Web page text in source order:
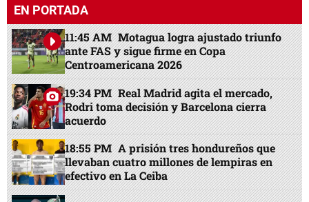
EN PORTADA
11:45 AM Motagua logra ajustado triunfo
ante FAS y sigue firme en Copa
Centroamericana 2026
19:34 PM Real Madrid agita el mercado,
Rodri toma decisión y Barcelona cierra
acuerdo
18:55 PM A prisión tres hondureños que
llevaban cuatro millones de lempiras en
efectivo en La Ceiba